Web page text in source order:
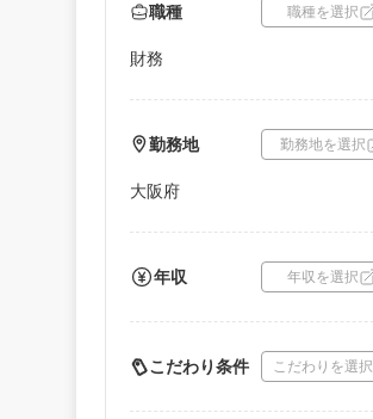
職種 職種を選択
財務
勤務地 勤務地を選択
大阪府
年収 年収を選択
こだわり条件 こだわりを選択